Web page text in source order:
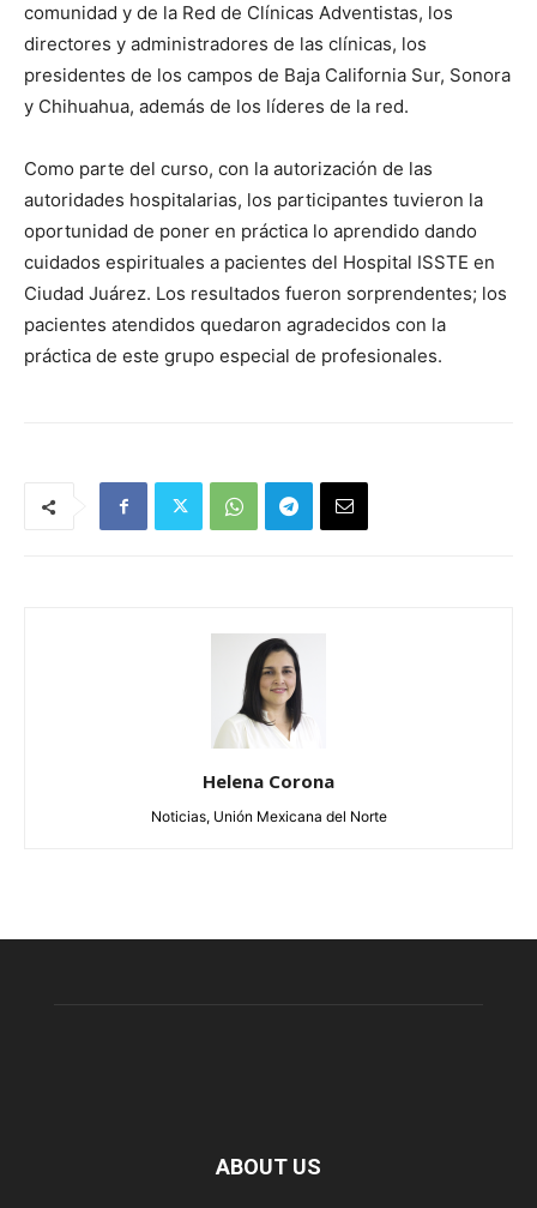
comunidad y de la Red de Clínicas Adventistas, los
directores y administradores de las clínicas, los
presidentes de los campos de Baja California Sur, Sonora
y Chihuahua, además de los líderes de la red.
Como parte del curso, con la autorización de las
autoridades hospitalarias, los participantes tuvieron la
oportunidad de poner en práctica lo aprendido dando
cuidados espirituales a pacientes del Hospital ISSTE en
Ciudad Juárez. Los resultados fueron sorprendentes; los
pacientes atendidos quedaron agradecidos con la
práctica de este grupo especial de profesionales.
Helena Corona
Noticias, Unión Mexicana del Norte
ABOUT US